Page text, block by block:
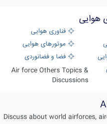
هوایی
فناوری هوایی
موتورهای هوایی
فضا و فضانوردی
Air force Others Topics &
Discussions
Discuss about world airforces,